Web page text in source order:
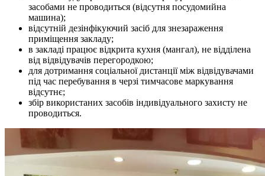
засобами не проводиться (відсутня посудомийна
машина);
відсутній дезінфікуючий засіб для знезараження
приміщення закладу;
в закладі працює відкрита кухня (мангал), не відділена
від відвідувачів перегородкою;
для дотримання соціальної дистанції між відвідувачами
під час перебування в черзі тимчасове маркування
відсутнє;
збір використаних засобів індивідуального захисту не
проводиться.